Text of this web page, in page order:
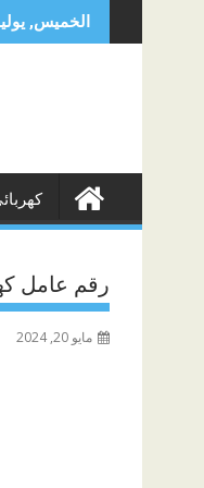
to
الخميس, يوليو 30,
رقم عامل كهربائي
مايو 20, 2024